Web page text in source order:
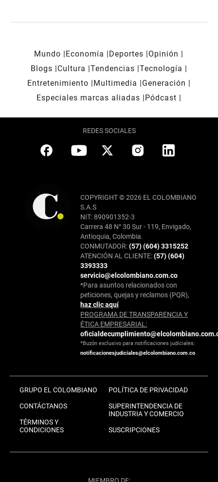
Mundo Economía Deportes
Opinión
Blogs
Cultura Tendencias Tecnología
Entretenimiento
Multimedia
Generación
Especiales marcas aliadas
Pódcast
REDES SOCIALES
COPYRIGHT © 2026 EL COLOMBIANO
S.A.S
NIT: 890901352-3
Carrera 48 N° 30 Sur - 119, Envigado,
Antioquia, Colombia.
CONMUTADOR:(57) (604) 3315252
ATENCIÓN AL CLIENTE:(57) (604)
3393333
servicio@elcolombiano.com.co
*Para asuntos relacionados con
peticiones, quejas y reclamos (PQR),
haz clic aquí
PROGRAMA DE TRANSPARENCIA Y
ÉTICA EMPRESARIAL:
*Buzón exclusivo para notificaciones judiciales:
notificacionesjudiciales@elcolombiano.com.co
GRUPO EL COLOMBIANO
CONTÁCTANOS
TÉRMINOS Y
CONDICIONES
POLÍTICA DE PRIVACIDAD
SUPERINTENDENCIA DE
INDUSTRIA Y COMERCIO
SUSCRIPCIONES